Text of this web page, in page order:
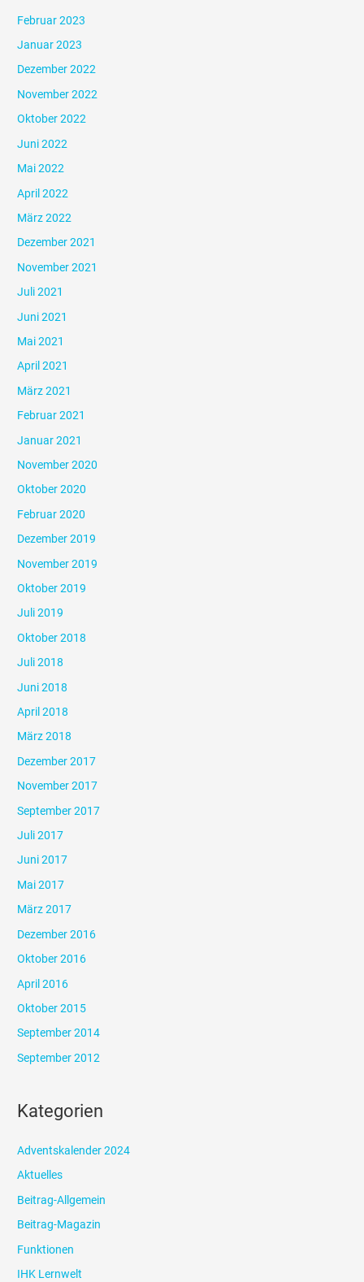
Februar 2023
Januar 2023
Dezember 2022
November 2022
Oktober 2022
Juni 2022
Mai 2022
April 2022
März 2022
Dezember 2021
November 2021
Juli 2021
Juni 2021
Mai 2021
April 2021
März 2021
Februar 2021
Januar 2021
November 2020
Oktober 2020
Februar 2020
Dezember 2019
November 2019
Oktober 2019
Juli 2019
Oktober 2018
Juli 2018
Juni 2018
April 2018
März 2018
Dezember 2017
November 2017
September 2017
Juli 2017
Juni 2017
Mai 2017
März 2017
Dezember 2016
Oktober 2016
April 2016
Oktober 2015
September 2014
September 2012
Kategorien
Adventskalender 2024
Aktuelles
Beitrag-Allgemein
Beitrag-Magazin
Funktionen
IHK Lernwelt